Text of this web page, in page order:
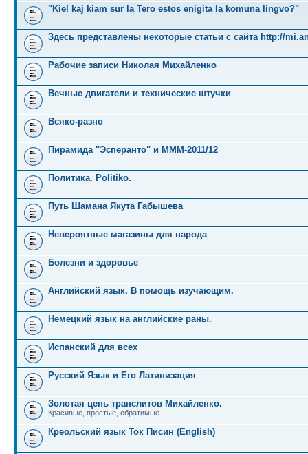
"Kiel kaj kiam sur la Tero estos enigita la komuna lingvo?"
Здесь представлены некоторые статьи с сайта http://
Рабочие записи Николая Михайленко
Вечные двигатели и технические штучки
Всяко-разно
Пирамида "Эсперанто" и MMM-2011/12
Политика. Politiko.
Путь Шамана Якута Габышева
Невероятные магазины для народа
Болезни и здоровье
Английский язык. В помощь изучающим.
Немецкий язык на английские раны.
Испанский для всех
Русский Язык и Его Латинизация
Золотая цепь транслитов Михайленко.
Красивые, простые, обратимые.
Креольский язык Ток Писин (English)